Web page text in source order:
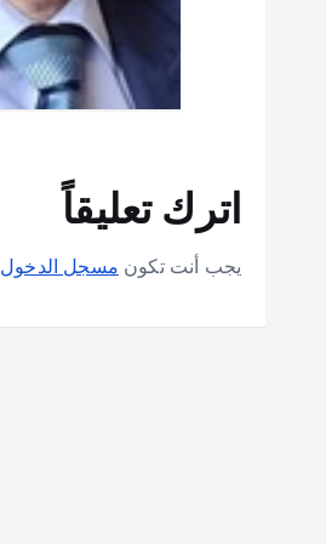
اترك تعليقاً
يجب أنت تكون مسجل الدخول